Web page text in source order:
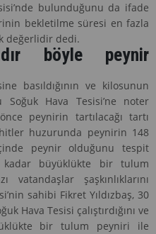
bulunduğunu da ifade
bekletilme süresi en fazla
değerlidir dedi.
böyle peynir
basıldığının ve kilosunun
Hava Tesisi’ne noter
peynirin tartılacağı tartı
huzurunda peynirin 148
peynir olduğunu tespit
büyüklükte bir tulum
şaşkınlıklarını
sahibi Fikret Yıldızbaş, 30
Hava Tesisi çalıştırdığını ve
bir tulum peyniri ile